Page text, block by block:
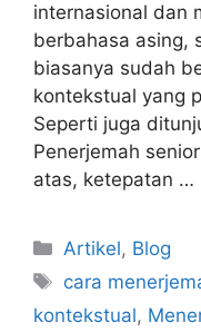
internasional dan
berbahasa asing,
biasanya sudah
kontekstual yang
Seperti juga
Penerjemah
atas, ketepatan …
Categories
Artikel, Blog
Tags
cara
kontekstual,